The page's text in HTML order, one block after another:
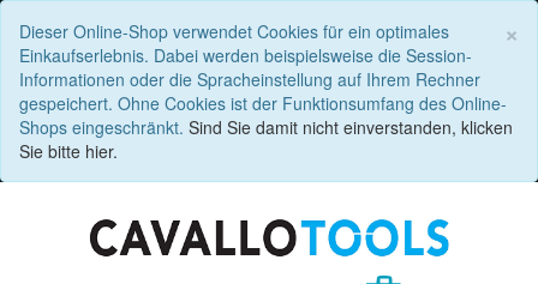
×
Dieser Online-Shop verwendet Cookies für ein optimales
Einkaufserlebnis. Dabei werden beispielsweise die Session-
Informationen oder die Spracheinstellung auf Ihrem Rechner
gespeichert. Ohne Cookies ist der Funktionsumfang des Online-
Shops eingeschränkt. Sind Sie damit nicht einverstanden, klicken
Sie bitte hier.